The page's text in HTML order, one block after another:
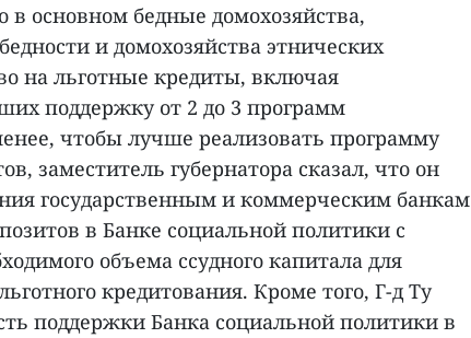
основном бедные домохозяйства,
и домохозяйства этнических
на льготные кредиты, включая
поддержку от 2 до 3 программ
чтобы лучше реализовать программу
заместитель губернатора сказал, что он
государственным и коммерческим банкам
в Банке социальной политики с
объема ссудного капитала для
кредитования. Кроме того, Г-д Ту
поддержки Банка социальной политики в